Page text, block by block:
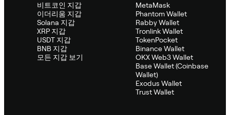
비트코인 지갑
이더리움 지갑
Solana 지갑
XRP 지갑
USDT 지갑
BNB 지갑
모든 지갑 보기
MetaMask
Phantom Wallet
Rabby Wallet
Tronlink Wallet
TokenPocket
Binance Wallet
OKX Web3 Wallet
Base Wallet (Coinbase
Wallet)
Exodus Wallet
Trust Wallet